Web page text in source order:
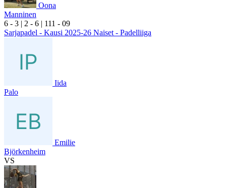
Oona
Manninen
6 - 3 | 2 - 6 | 111 - 09
Sarjapadel - Kausi 2025-26 Naiset - Padelliiga
Iida
Palo
Emilie
Björkenheim
VS